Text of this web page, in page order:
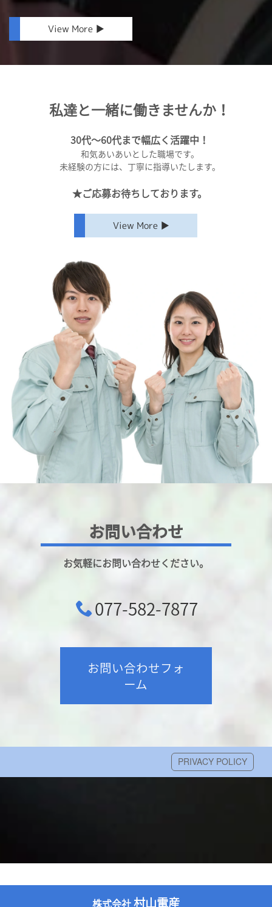
View More ▶︎
私達と一緒に働きませんか！
30代〜60代まで幅広く活躍中！
和気あいあいとした職場です。
未経験の方には、丁寧に指導いたします。
★ご応募お待ちしております。
View More ▶︎
お問い合わせ
お気軽にお問い合わせください。
077-582-7877
お問い合わせフォ
ーム
PRIVACY POLICY
株式会社村山電産